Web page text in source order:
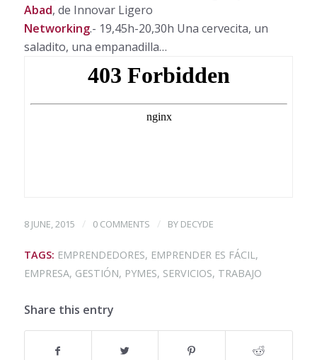
Abad, de Innovar Ligero
Networking.- 19,45h-20,30h Una cervecita, un
saladito, una empanadilla…
8 JUNE, 2015 / 0 COMMENTS / BY DECYDE
TAGS: EMPRENDEDORES, EMPRENDER ES FÁCIL ,
EMPRESA, GESTIÓN, PYMES, SERVICIOS, TRABAJO
Share this entry